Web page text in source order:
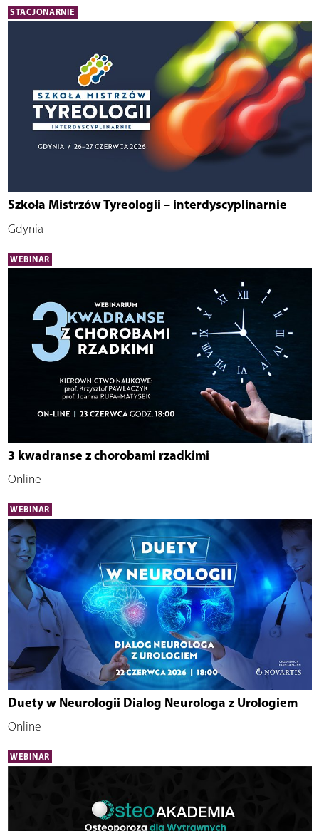
STACJONARNIE
Szkoła Mistrzów Tyreologii – interdyscyplinarnie
Gdynia
WEBINAR
3 kwadranse z chorobami rzadkimi
Online
WEBINAR
Duety w Neurologii Dialog Neurologa z Urologiem
Online
WEBINAR